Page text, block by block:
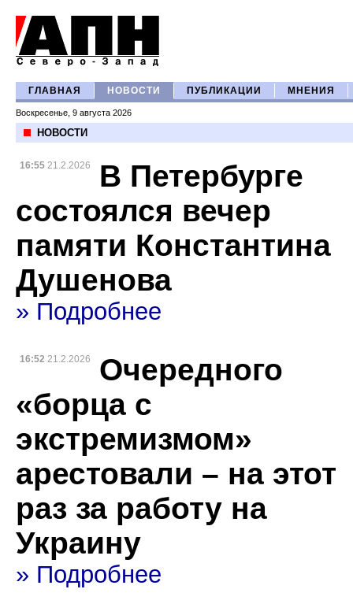
ГЛАВНАЯ НОВОСТИ ПУБЛИКАЦИИ МНЕНИЯ
Воскресенье, 9 августа 2026
НОВОСТИ
16:55 21.2.2026
В Петербурге
состоялся вечер
памяти Константина
Душенова
» Подробнее
16:52 21.2.2026
Очередного
«борца с
экстремизмом»
арестовали – на этот
раз за работу на
Украину
» Подробнее